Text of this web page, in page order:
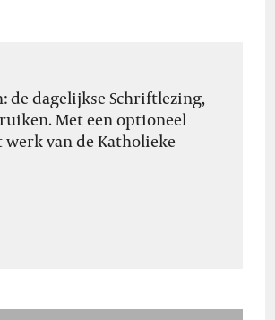
de dagelijkse Schriftlezing,
Met een optioneel
van de Katholieke